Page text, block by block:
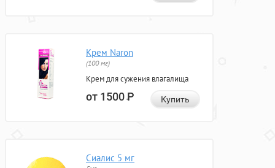
Крем Naron
(100 мг)
Крем для сужения влагалища
от 1500Р Купить
Сиалис 5 мг